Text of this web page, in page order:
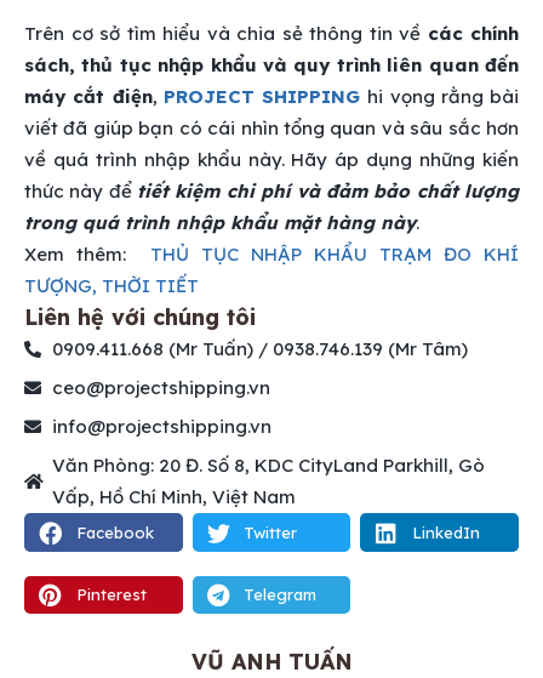
Trên cơ sở tìm hiểu và chia sẻ thông tin về các chính
sách, thủ tục nhập khẩu và quy trình liên quan đến
máy cắt điện, PROJECT SHIPPING hi vọng rằng bài
viết đã giúp bạn có cái nhìn tổng quan và sâu sắc hơn
về quá trình nhập khẩu này. Hãy áp dụng những kiến
thức này để tiết kiệm chi phí và đảm bảo chất lượng
trong quá trình nhập khẩu mặt hàng này.
Xem thêm:
THỦ TỤC NHẬP KHẨU TRẠM ĐO KHÍ
TƯỢNG, THỜI TIẾT
Liên hệ với chúng tôi
0909.411.668 (Mr Tuấn) / 0938.746.139 (Mr Tâm)
ceo@projectshipping.vn
info@projectshipping.vn
Văn Phòng: 20 Đ. Số 8, KDC CityLand Parkhill, Gò
Vấp, Hồ Chí Minh, Việt Nam
Facebook Twitter LinkedIn
Pinterest Telegram
VŨ ANH TUẤN